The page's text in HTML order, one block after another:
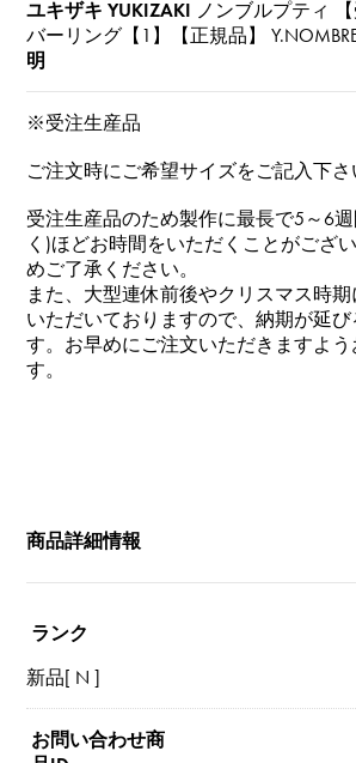
ユキザキ YUKIZAKI ノンブルプティ
バーリング【1】【正規品】
明
※受注生産品
ご注文時にご希望サイズをご記入下さ
受注生産品のため製作に最長で5～6
く)ほどお時間をいただくことがござ
めご了承ください。
また、大型連休前後やクリスマス時
いただいておりますので、納期が延び
す。お早めにご注文いただきますよう
す。
商品詳細情報
ランク
新品[ N ]
お問い合わせ商